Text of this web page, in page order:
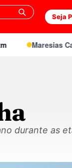
Seja
Maresias Canto
durante as